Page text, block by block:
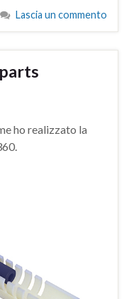
Lascia un commento
ho realizzato la